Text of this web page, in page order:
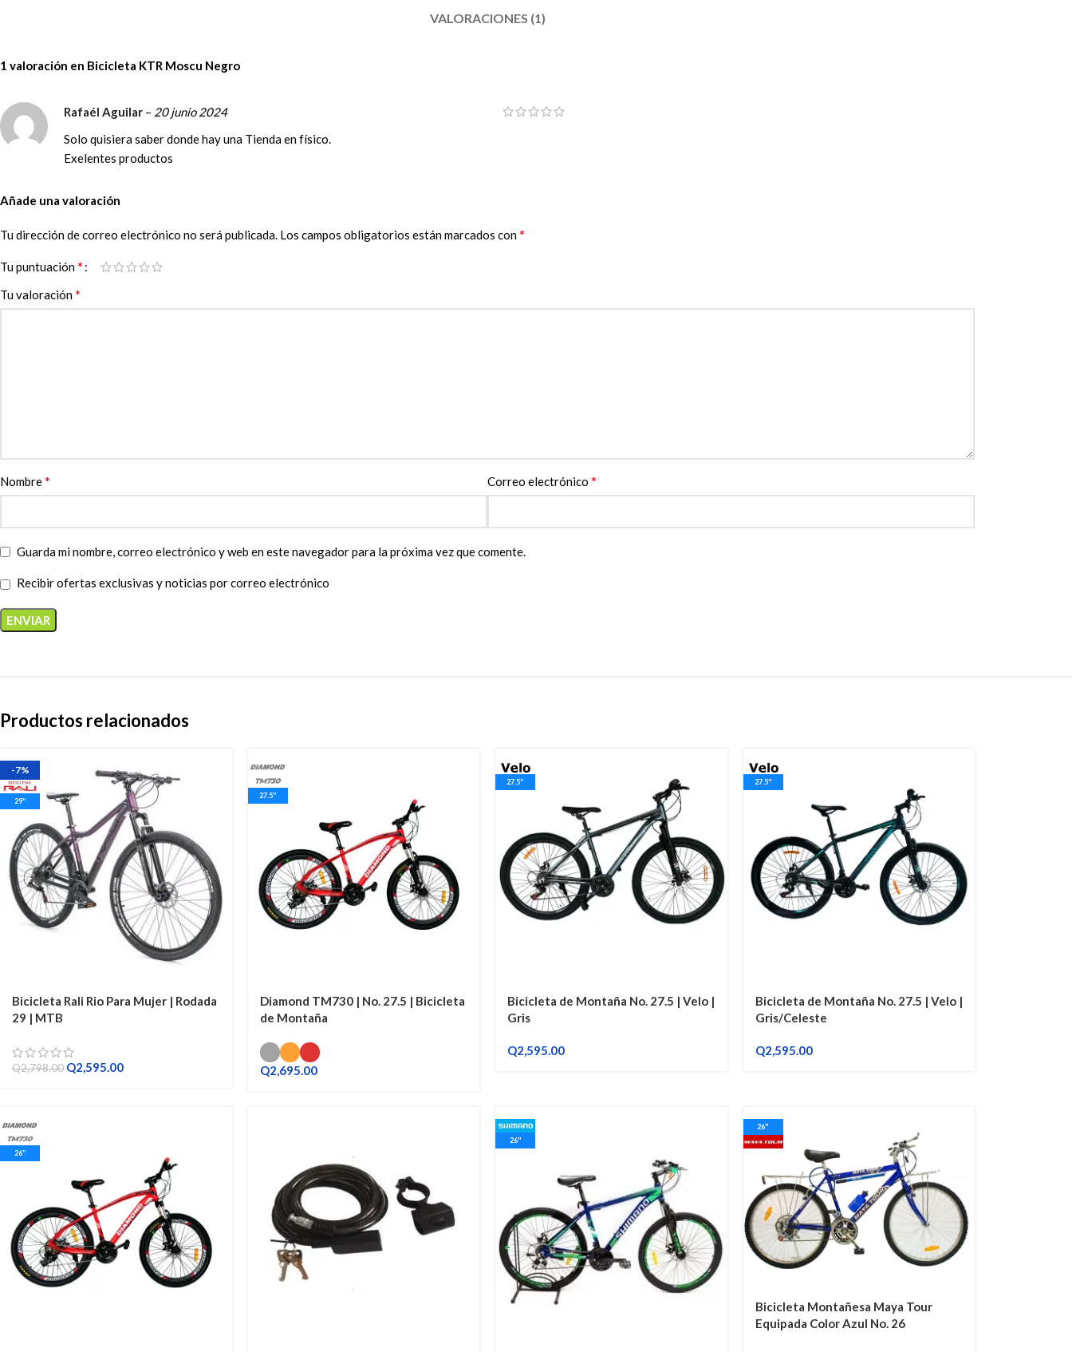
VALORACIONES (1)
1 valoración en Bicicleta KTR Moscu Negro
Rafaél Aguilar – 20 junio 2024
Solo quisiera saber donde hay una Tienda en físico.
Exelentes productos
Añade una valoración
Tu dirección de correo electrónico no será publicada. Los campos obligatorios están marcados con*
Tu puntuación*
Tu valoración*
Nombre* Correo electrónico *
Guarda mi nombre, correo electrónico y web en este navegador para la próxima vez que comente.
Recibir ofertas exclusivas y noticias por correo electrónico
Productos relacionados
-7%
29"
Bicicleta Rali Rio Para Mujer | Rodada
29 | MTB
Q2,798.00 Q2,595.00
27.5"
Diamond TM730 | No. 27.5 | Bicicleta
de Montaña
Q2,695.00
27.5"
Bicicleta de Montaña No. 27.5 | Velo |
Gris
Q2,595.00
27.5"
Bicicleta de Montaña No. 27.5 | Velo |
Gris/Celeste
Q2,595.00
26"
26"
26"
Bicicleta Montañesa Maya Tour
Equipada Color Azul No. 26